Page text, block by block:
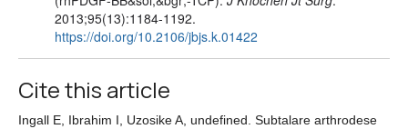
2013;95(13):1184-1192.
https://doi.org/10.2106/jbjs.k.01422
Cite this article
Ingall E, Ibrahim I, Uzosike A, undefined. Subtalare arthrodese